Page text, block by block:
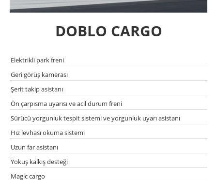
DOBLO CARGO
Elektrikli park freni
Geri görüş kamerası
Şerit takip asistanı
Ön çarpısma uyarısı ve acil durum freni
Sürücü yorgunluk tespit sistemi ve yorgunluk uyarı asistanı
Hız levhası okuma sistemi
Uzun far asistanı
Yokuş kalkış desteği
Magic cargo